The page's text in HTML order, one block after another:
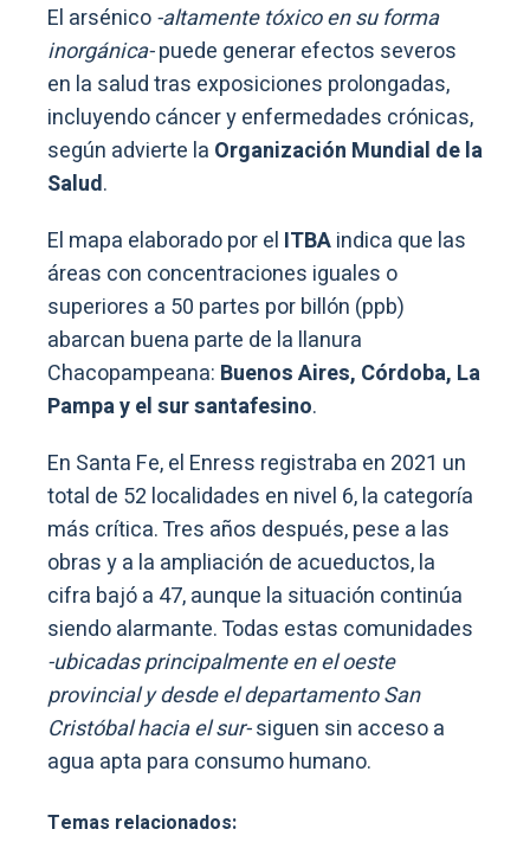
El arsénico-altamente tóxico en su forma
inorgánica-puede generar efectos severos
en la salud tras exposiciones prolongadas,
incluyendo cáncer y enfermedades crónicas,
según advierte la Organización Mundial de la
Salud.
El mapa elaborado por el ITBAindica que las
áreas con concentraciones iguales o
superiores a 50 partes por billón (ppb)
abarcan buena parte de la llanura
Chacopampeana: Buenos Aires, Córdoba, La
Pampa y el sur santafesino.
En Santa Fe, el Enress registraba en 2021 un
total de 52 localidades en nivel 6, la categoría
más crítica. Tres años después, pese a las
obras y a la ampliación de acueductos, la
cifra bajó a 47, aunque la situación continúa
siendo alarmante. Todas estas comunidades
-ubicadas principalmente en el oeste
provincial y desde el departamento San
Cristóbal hacia el sur-siguen sin acceso a
agua apta para consumo humano.
Temas relacionados: